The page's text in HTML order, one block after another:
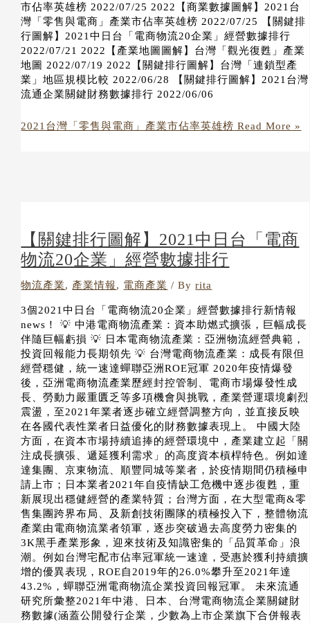
市佔率英雄榜 2022/07/25 2022【商業數據圖解】2021台
灣「零售與電商」產業市佔率英雄榜 2022/07/25 【關鍵排
行圖解】2021中日台「電商物流20企業」經營數據排行
2022/07/21 2022【產業地圖圖解】台灣「觀光復甦」產業
地圖 2022/07/19 2022【關鍵排行圖解】台灣「連鎖型產
業」地區規模比較 2022/06/28 【關鍵排行圖解】2021台灣
流通企業關鍵財務數據排行 2022/06/06
2021台灣「零售與電商」產業市佔率英雄榜 Read More »
【關鍵排行圖解】2021中日台「電商
物流20企業」經營數據排行
物流產業, 產業情報, 電商產業 / Byrita
3個2021中日台「電商物流20企業」經營數據排行新情報
news！ 💡 中港電商物流產業：資本助燃式擴張，巨幅成長
伴隨巨幅虧損 💡 日本電商物流產業：亞洲物流經營典範，
投資回報能力長期領先 💡 台灣電商物流產業：成長有限但
經營穩健，統一速達蟬聯亞洲ROE冠軍 2020年疫情爆發
後，亞洲電商物流產業歷經封控管制、電商市場爆發性成
長、勞動力嚴重匱乏等多項機會與挑戰，產業營運環境劇烈
震盪，至2021年業者逐步確立經營調整方向，並直接反映
在各國代表性業者日益優化的財務數據表現上。 中國大陸
方面，在資本市場持續追捧的經營環境中，產業建立起「關
注成長擴張、遞延獲利需求」的高度資本槓桿特色。例如達
達集團、京東物流、順豐同城等業者，於疫情期間仍積極申
請上市；日本業者2021年自疫情缺工危機中逐步復甦，重
新展現出穩健經營的產業特質；台灣方面，在大型電商&零
售集團跨界布局、及新創技術團隊的積極投入下，整體物流
產業由電商物流業者領軍，逐步突破過去高度勞力密集的
3K黑手產業形象，迎來技術及知識密集的「品質革命」浪
潮。例如台灣宅配市佔率冠軍統一速達，受惠於獲利持續擴
增的優異表現，ROE自2019年的26.0%攀升至2021年達
43.2%，蟬聯亞洲電商物流企業投資回報冠軍。 未來流通
研究所彙整2021年中港、日本、台灣電商物流企業關鍵財
務數據(涵蓋公開發行企業，少數為上市企業旗下合併報表